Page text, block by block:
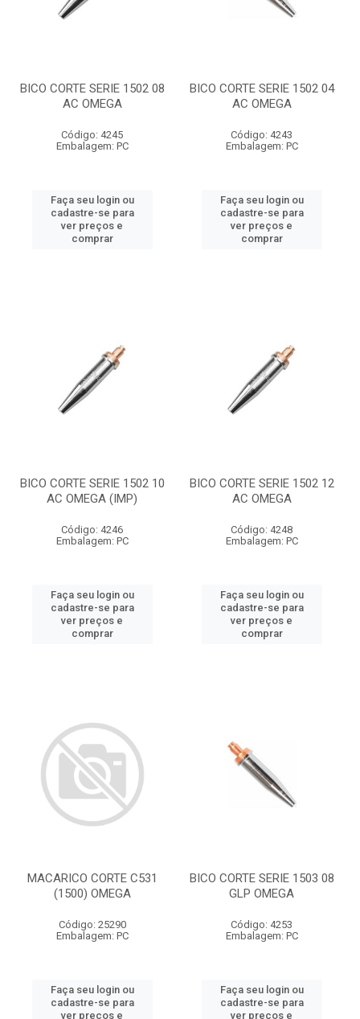
BICO CORTE SERIE 1502 08
AC OMEGA
Código: 4245
Embalagem: PC
Faça seu login ou
cadastre-se para
ver preços e
comprar
BICO CORTE SERIE 1502 04
AC OMEGA
Código: 4243
Embalagem: PC
Faça seu login ou
cadastre-se para
ver preços e
comprar
BICO CORTE SERIE 1502 10
AC OMEGA (IMP)
Código: 4246
Embalagem: PC
Faça seu login ou
cadastre-se para
ver preços e
comprar
BICO CORTE SERIE 1502 12
AC OMEGA
Código: 4248
Embalagem: PC
Faça seu login ou
cadastre-se para
ver preços e
comprar
MACARICO CORTE C531
(1500) OMEGA
Código: 25290
Embalagem: PC
Faça seu login ou
cadastre-se para
ver preços e
BICO CORTE SERIE 1503 08
GLP OMEGA
Código: 4253
Embalagem: PC
Faça seu login ou
cadastre-se para
ver preços e